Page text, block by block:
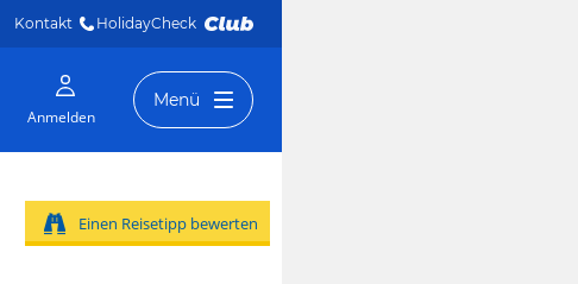
Kontakt HolidayCheck
Anmelden
Menü
Einen Reisetipp bewerten